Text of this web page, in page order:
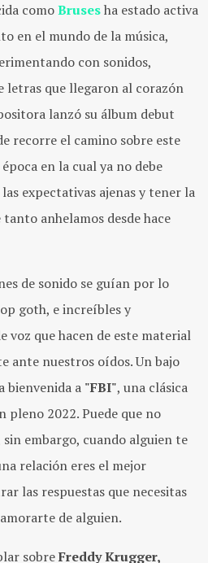
comoBrusesha estado activa
en el mundo de la música,
con sonidos,
letras que llegaron al corazón
lanzó su álbum debut
recorre el camino sobre este
en la cual ya no debe
expectativas ajenas y tener la
anhelamos desde hace
de sonido se guían por lo
goth, e increíbles y
voz que hacen de este material
ante nuestros oídos. Un bajo
bienvenida a "FBI", una clásica
pleno 2022. Puede que no
embargo, cuando alguien te
relación eres el mejor
las respuestas que necesitas
de alguien.
sobreFreddy Krugger,